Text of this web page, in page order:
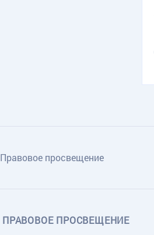
Правовое просвещение
ПРАВОВОЕ ПРОСВЕЩЕНИЕ